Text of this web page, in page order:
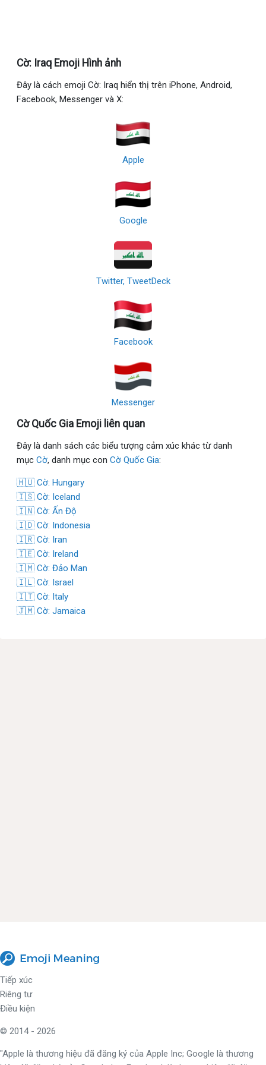
Cờ: Iraq Emoji Hình ảnh
Đây là cách emoji Cờ: Iraq hiển thị trên iPhone, Android,
Facebook, Messenger và X:
Apple
Google
Twitter, TweetDeck
Facebook
Messenger
Cờ Quốc Gia Emoji liên quan
Đây là danh sách các biểu tượng cảm xúc khác từ danh
mục Cờ, danh mục con Cờ Quốc Gia:
🇭🇺 Cờ: Hungary
🇮🇸 Cờ: Iceland
🇮🇳 Cờ: Ấn Độ
🇮🇩 Cờ: Indonesia
🇮🇷 Cờ: Iran
🇮🇪 Cờ: Ireland
🇮🇲 Cờ: Đảo Man
🇮🇱 Cờ: Israel
🇮🇹 Cờ: Italy
🇯🇲 Cờ: Jamaica
Tiếp xúc
Riêng tư
Điều kiện
© 2014 - 2026
"Apple là thương hiệu đã đăng ký của Apple Inc; Google là thương